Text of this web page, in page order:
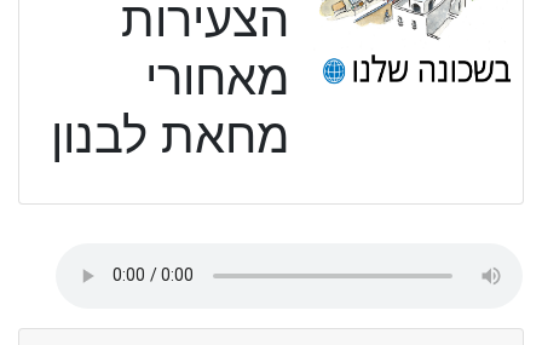
הצעירות
מאחורי
מחאת לבנון